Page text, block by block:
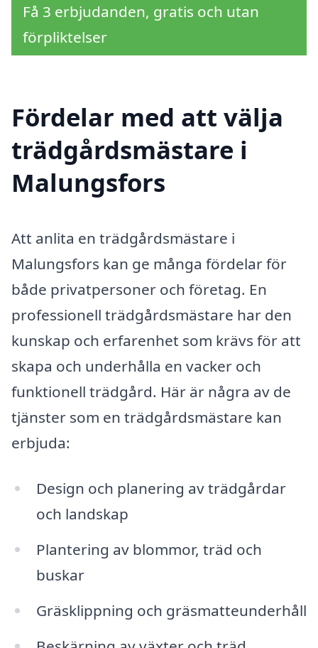
Få 3 erbjudanden, gratis och utan
förpliktelser
Fördelar med att välja
trädgårdsmästare i
Malungsfors
Att anlita en trädgårdsmästare i
Malungsfors kan ge många fördelar för
både privatpersoner och företag. En
professionell trädgårdsmästare har den
kunskap och erfarenhet som krävs för att
skapa och underhålla en vacker och
funktionell trädgård. Här är några av de
tjänster som en trädgårdsmästare kan
erbjuda:
Design och planering av trädgårdar
och landskap
Plantering av blommor, träd och
buskar
Gräsklippning och gräsmatteunderhåll